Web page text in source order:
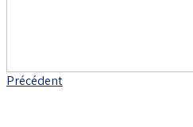
Précédent